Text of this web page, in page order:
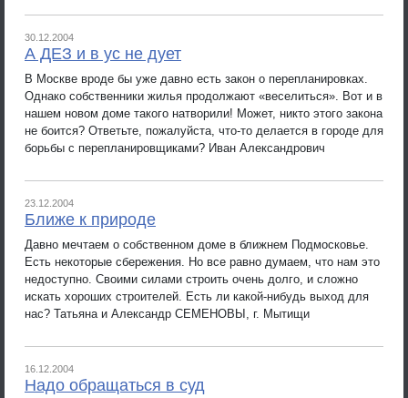
30.12.2004
А ДЕЗ и в ус не дует
В Москве вроде бы уже давно есть закон о перепланировках.
Однако собственники жилья продолжают «веселиться». Вот и в
нашем новом доме такого натворили! Может, никто этого закона
не боится? Ответьте, пожалуйста, что-то делается в городе для
борьбы с перепланировщиками? Иван Александрович
23.12.2004
Ближе к природе
Давно мечтаем о собственном доме в ближнем Подмосковье.
Есть некоторые сбережения. Но все равно думаем, что нам это
недоступно. Своими силами строить очень долго, и сложно
искать хороших строителей. Есть ли какой-нибудь выход для
нас? Татьяна и Александр СЕМЕНОВЫ, г. Мытищи
16.12.2004
Надо обращаться в суд